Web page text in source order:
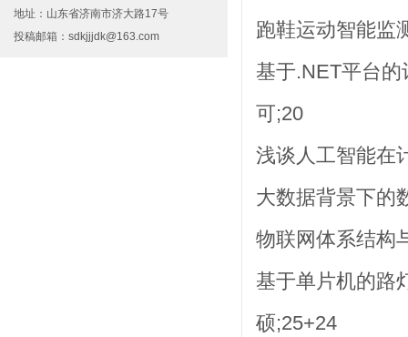
地址：山东省济南市济大路17号
投稿邮箱：sdkjjjdk@163.com
跑鞋运动智能监
基于.NET平台
可;20
浅谈人工智能在
大数据背景下的
物联网体系结构
基于单片机的路
硕;25+24